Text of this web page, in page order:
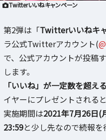
Twitterいいねキャンペーン
第2弾は「Twitterいいねキ
ラ公式Twitterアカウント(
で、公式アカウントが投稿
します。
「いいね」が一定数を超える
イヤーにプレゼントされる
実施期間は2021年7月26日(
23:59と少し先なので続報を